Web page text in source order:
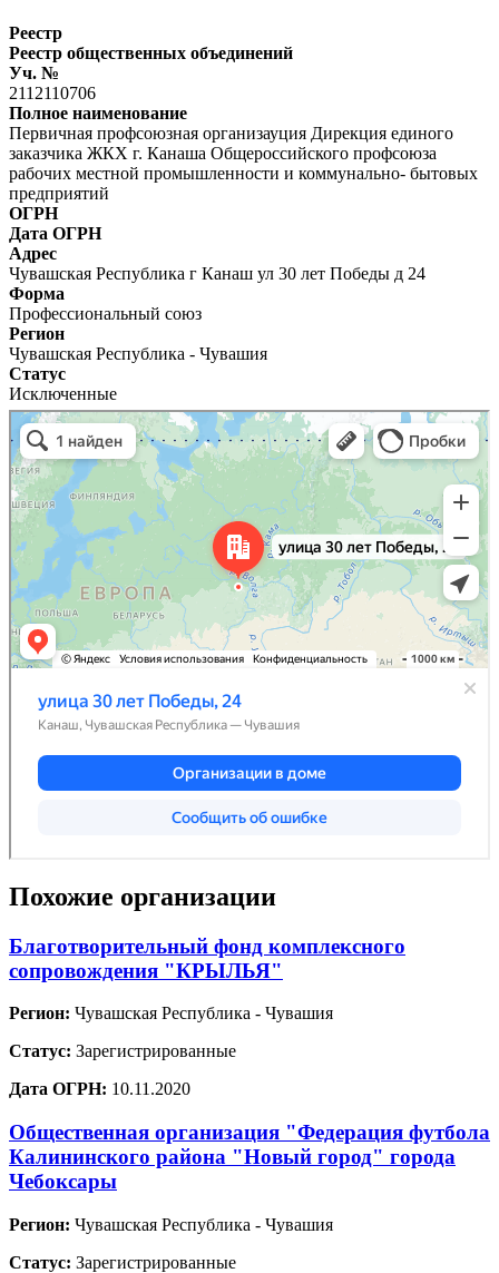
Реестр
Реестр общественных объединений
Уч. №
2112110706
Полное наименование
Первичная профсоюзная организауция Дирекция единого
заказчика ЖКХ г. Канаша Общероссийского профсоюза
рабочих местной промышленности и коммунально- бытовых
предприятий
ОГРН
Дата ОГРН
Адрес
Чувашская Республика г Канаш ул 30 лет Победы д 24
Форма
Профессиональный союз
Регион
Чувашская Республика - Чувашия
Статус
Исключенные
Похожие организации
Благотворительный фонд комплексного
сопровождения "КРЫЛЬЯ"
Регион: Чувашская Республика - Чувашия
Статус: Зарегистрированные
Дата ОГРН: 10.11.2020
Общественная организация "Федерация футбола
Калининского района "Новый город" города
Чебоксары
Регион: Чувашская Республика - Чувашия
Статус: Зарегистрированные